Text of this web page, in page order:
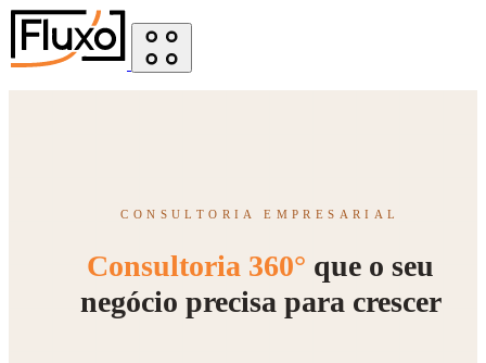
CONSULTORIA EMPRESARIAL
Consultoria 360° que o seu
negócio precisa para crescer